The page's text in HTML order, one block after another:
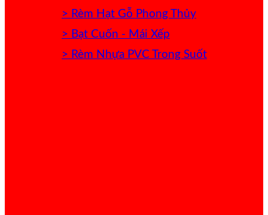
> Rèm Hạt Gỗ Phong Thủy
> Bạt Cuốn - Mái Xếp
> Rèm Nhựa PVC Trong Suốt